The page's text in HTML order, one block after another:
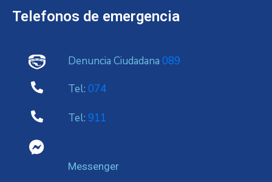
Telefonos de emergencia
Denuncia Ciudadana 089
Tel: 074
Tel: 911
Messenger